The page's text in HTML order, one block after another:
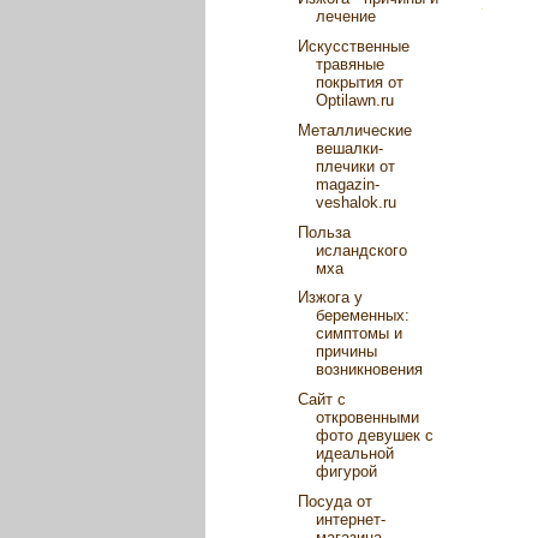
лечение
Искусственные
травяные
покрытия от
Optilawn.ru
Металлические
вешалки-
плечики от
magazin-
veshalok.ru
Польза
исландского
мха
Изжога у
беременных:
симптомы и
причины
возникновения
Сайт с
откровенными
фото девушек с
идеальной
фигурой
Посуда от
интернет-